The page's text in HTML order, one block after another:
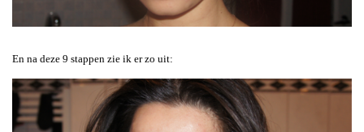
En na deze 9 stappen zie ik er zo uit: